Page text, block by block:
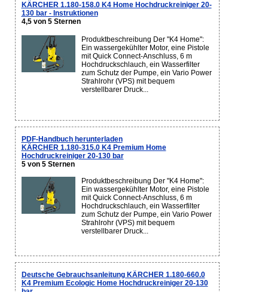
KÄRCHER 1.180-158.0 K4 Home Hochdruckreiniger 20-
130 bar - Instruktionen
4,5 von 5 Sternen
Produktbeschreibung Der "K4 Home":
Ein wassergekühlter Motor, eine Pistole
mit Quick Connect-Anschluss, 6 m
Hochdruckschlauch, ein Wasserfilter
zum Schutz der Pumpe, ein Vario Power
Strahlrohr (VPS) mit bequem
verstellbarer Druck...
PDF-Handbuch herunterladen
KÄRCHER 1.180-315.0 K4 Premium Home
Hochdruckreiniger 20-130 bar
5 von 5 Sternen
Produktbeschreibung Der "K4 Home":
Ein wassergekühlter Motor, eine Pistole
mit Quick Connect-Anschluss, 6 m
Hochdruckschlauch, ein Wasserfilter
zum Schutz der Pumpe, ein Vario Power
Strahlrohr (VPS) mit bequem
verstellbarer Druck...
Deutsche Gebrauchsanleitung KÄRCHER 1.180-660.0
K4 Premium Ecologic Home Hochdruckreiniger 20-130